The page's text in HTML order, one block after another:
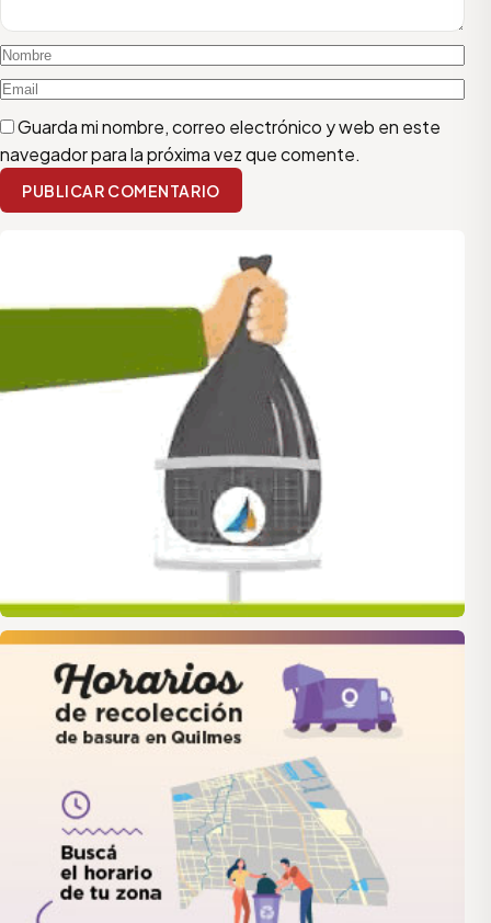
Guarda mi nombre, correo electrónico y web en este
navegador para la próxima vez que comente.
PUBLICAR COMENTARIO
quilmes